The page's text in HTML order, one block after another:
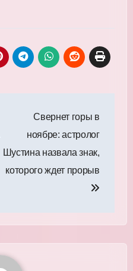
Свернет горы в
ноябре: астролог
Шустина назвала знак,
которого ждет прорыв